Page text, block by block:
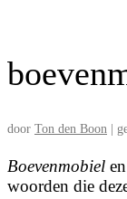
door Ton den Boon
Boevenmobiel en
woorden die